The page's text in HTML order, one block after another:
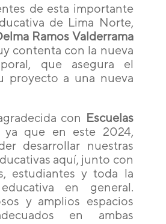
de esta importante
de Lima Norte,
Ramos Valderrama
contenta con la nueva
que asegura el
proyecto a una nueva
con Escuelas
ya que en este 2024,
desarrollar nuestras
aquí, junto con
estudiantes y toda la
en general.
y amplios espacios
en ambas